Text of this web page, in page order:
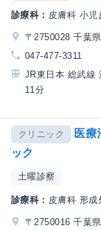
診療科： 皮膚科 小
〒2750028 千葉
047-477-3311
JR東日本 総武線
11分
クリニック
医療
ック
土曜診察
診療科： 皮膚科 形
〒2750016 千葉